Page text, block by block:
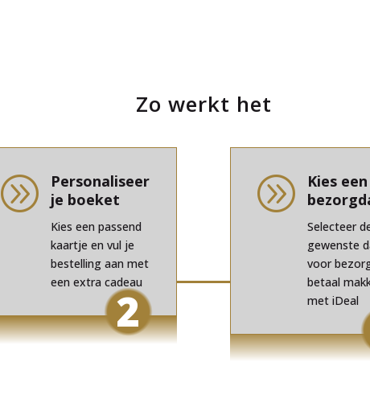
Zo werkt het
A
Personaliseer
je boeket
Kies een passend
kaartje en vul je
bestelling aan met
een extra cadeau
2
A
Kies een
Selecteer
gewenste
voor
betaal
met iDeal